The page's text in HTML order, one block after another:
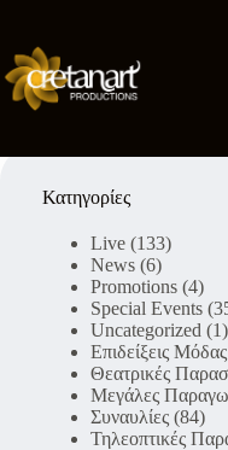
περιεχόμενο
Κατηγορίες
Live (133)
News (6)
Promotions (4)
Special Events
Uncategorized (1)
Επιδείξεις Μόδας
Θεατρικές
Μεγάλες
Συναυλίες (84)
Τηλεοπτικές